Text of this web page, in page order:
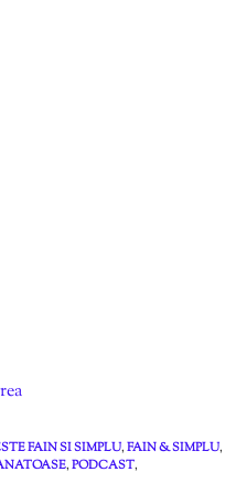
FAIN SI SIMPLU,FAIN & SIMPLU,
,PODCAST,